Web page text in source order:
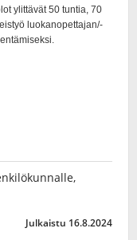
Julkaistu 16.8.2024